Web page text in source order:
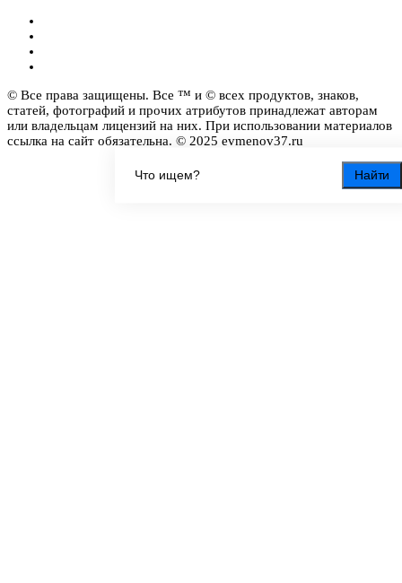
Найти
© Все права защищены. Все ™ и © всех продуктов, знаков,
статей, фотографий и прочих атрибутов принадлежат авторам
или владельцам лицензий на них. При использовании материалов
ссылка на сайт обязательна. © 2025 evmenov37.ru